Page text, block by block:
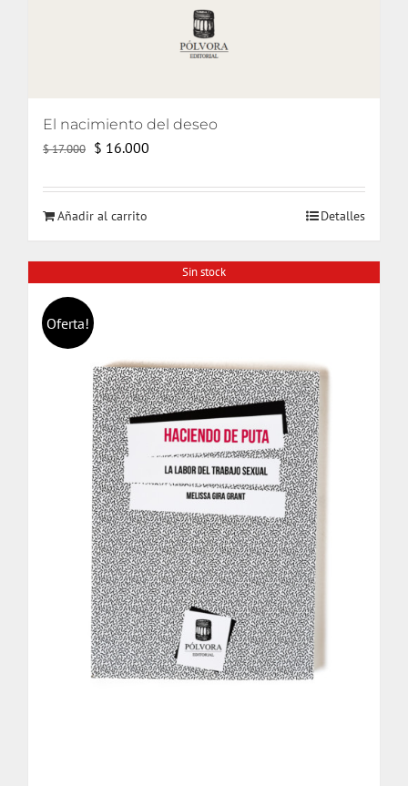
El nacimiento del deseo
$17.000 El
original
era:
$ 16.000
actual
Añadir al carrito Detalles
Sin stock
Oferta!